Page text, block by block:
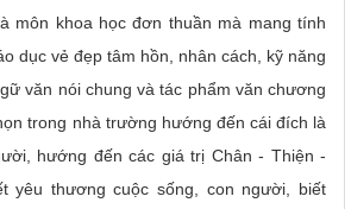
môn khoa học đơn thuần mà mang tính
dục vẻ đẹp tâm hồn, nhân cách, kỹ năng
văn nói chung và tác phẩm văn chương
trong nhà trường hướng đến cái đích là
hướng đến các giá trị Chân - Thiện -
yêu thương cuộc sống, con người, biết